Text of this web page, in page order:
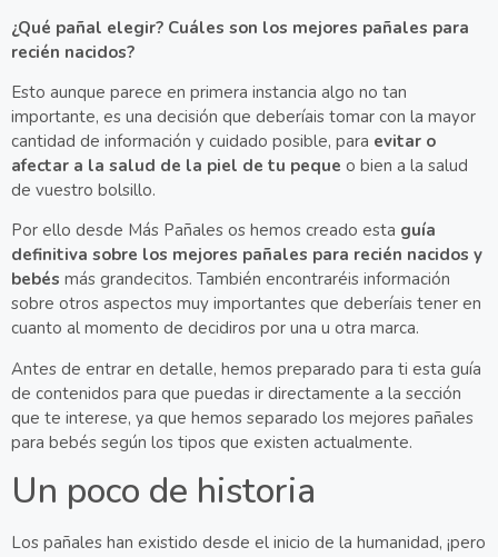
¿Qué pañal elegir? Cuáles son los mejores pañales para
recién nacidos?
Esto aunque parece en primera instancia algo no tan
importante, es una decisión que deberíais tomar con la mayor
cantidad de información y cuidado posible, para evitar o
afectar a la salud de la piel de tu peque o bien a la salud
de vuestro bolsillo.
Por ello desde Más Pañales os hemos creado esta guía
definitiva sobre los mejores pañales para recién nacidos y
bebés más grandecitos. También encontraréis información
sobre otros aspectos muy importantes que deberíais tener en
cuanto al momento de decidiros por una u otra marca.
Antes de entrar en detalle, hemos preparado para ti esta guía
de contenidos para que puedas ir directamente a la sección
que te interese, ya que hemos separado los mejores pañales
para bebés según los tipos que existen actualmente.
Un poco de historia
Los pañales han existido desde el inicio de la humanidad, ¡pero